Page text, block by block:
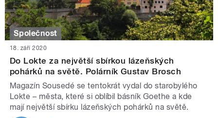
Společnost
18. září 2020
Do Lokte za největší sbírkou lázeňských
pohárků na světě. Polárník Gustav Brosch
Magazín Sousedé se tentokrát vydal do starobylého
Lokte – města, které si oblíbil básník Goethe a kde
mají největší sbírku lázeňských pohárků na světě.